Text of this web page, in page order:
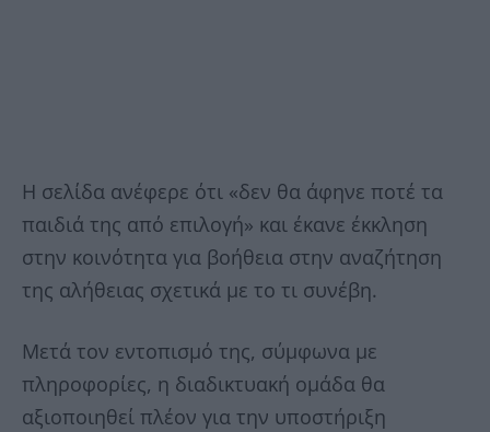
Η σελίδα ανέφερε ότι «δεν θα άφηνε ποτέ τα
παιδιά της από επιλογή» και έκανε έκκληση
στην κοινότητα για βοήθεια στην αναζήτηση
της αλήθειας σχετικά με το τι συνέβη.
Μετά τον εντοπισμό της, σύμφωνα με
πληροφορίες, η διαδικτυακή ομάδα θα
αξιοποιηθεί πλέον για την υποστήριξη